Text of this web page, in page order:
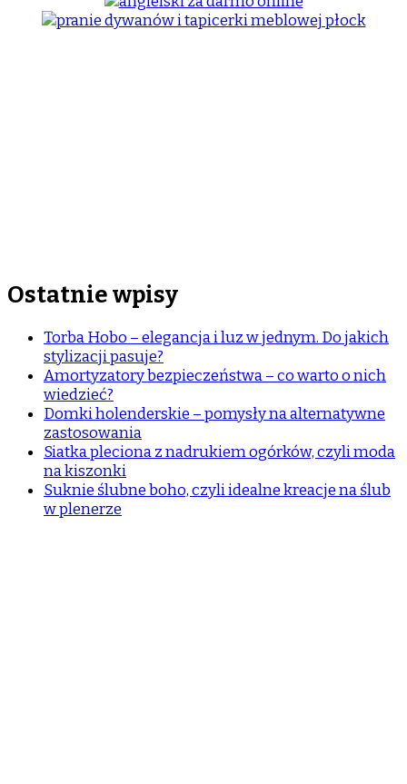
Ostatnie wpisy
Torba Hobo – elegancja i luz w jednym. Do jakich
stylizacji pasuje?
Amortyzatory bezpieczeństwa – co warto o nich
wiedzieć?
Domki holenderskie – pomysły na alternatywne
zastosowania
Siatka pleciona z nadrukiem ogórków, czyli moda
na kiszonki
Suknie ślubne boho, czyli idealne kreacje na ślub
w plenerze